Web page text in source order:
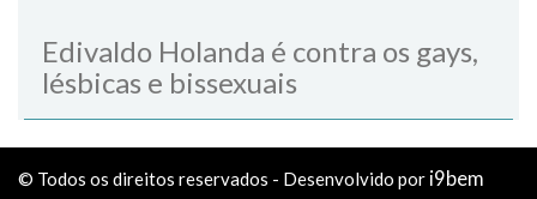
Edivaldo Holanda é contra os gays,
lésbicas e bissexuais
© Todos os direitos reservados - Desenvolvido por i9bem